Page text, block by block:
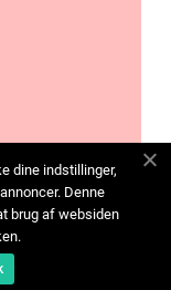
dine indstillinger,
Denne
brug af websiden